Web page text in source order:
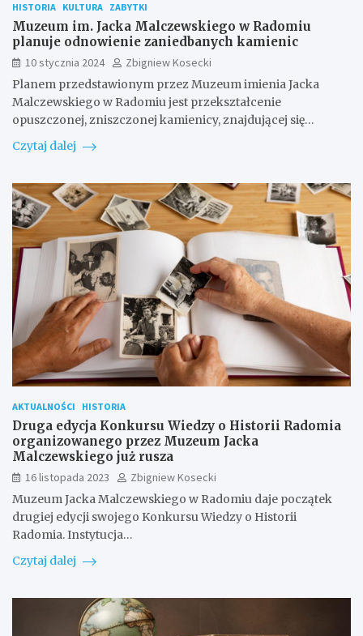
HISTORIA KULTURA ZABYTKI
Muzeum im. Jacka Malczewskiego w Radomiu
planuje odnowienie zaniedbanych kamienic
10 stycznia 2024
Zbigniew Kosecki
Planem przedstawionym przez Muzeum imienia Jacka
Malczewskiego w Radomiu jest przekształcenie
opuszczonej, zniszczonej kamienicy, znajdującej się…
Czytaj dalej
AKTUALNOŚCI HISTORIA
Druga edycja Konkursu Wiedzy o Historii Radomia
organizowanego przez Muzeum Jacka
Malczewskiego już rusza
16 listopada 2023
Zbigniew Kosecki
Muzeum Jacka Malczewskiego w Radomiu daje początek
drugiej edycji swojego Konkursu Wiedzy o Historii
Radomia. Instytucja…
Czytaj dalej